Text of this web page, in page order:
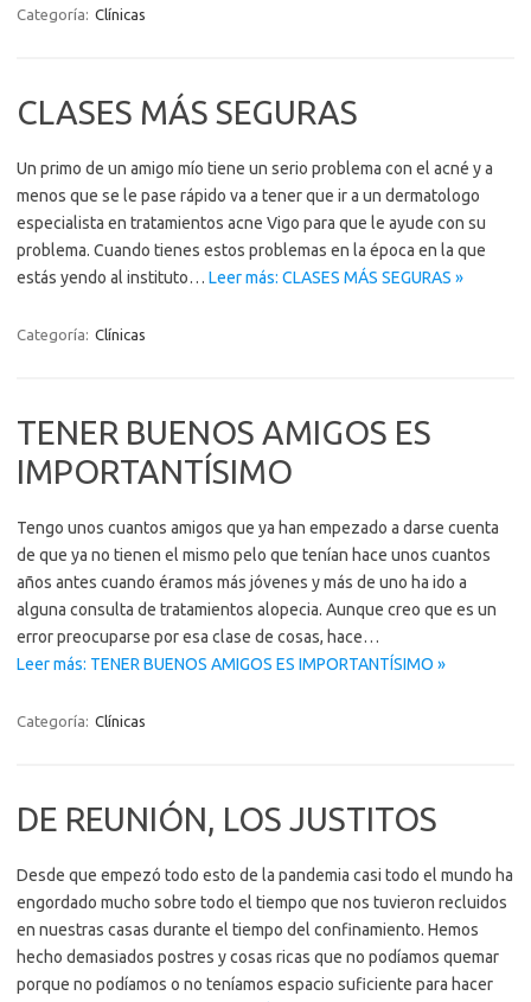
Categoría: Clínicas
CLASES MÁS SEGURAS
Un primo de un amigo mío tiene un serio problema con el acné y a
menos que se le pase rápido va a tener que ir a un dermatologo
especialista en tratamientos acne Vigo para que le ayude con su
problema. Cuando tienes estos problemas en la época en la que
estás yendo al instituto… Leer más: CLASES MÁS SEGURAS »
Categoría: Clínicas
TENER BUENOS AMIGOS ES
IMPORTANTÍSIMO
Tengo unos cuantos amigos que ya han empezado a darse cuenta
de que ya no tienen el mismo pelo que tenían hace unos cuantos
años antes cuando éramos más jóvenes y más de uno ha ido a
alguna consulta de tratamientos alopecia. Aunque creo que es un
error preocuparse por esa clase de cosas, hace…
Leer más: TENER BUENOS AMIGOS ES IMPORTANTÍSIMO »
Categoría: Clínicas
DE REUNIÓN, LOS JUSTITOS
Desde que empezó todo esto de la pandemia casi todo el mundo ha
engordado mucho sobre todo el tiempo que nos tuvieron recluidos
en nuestras casas durante el tiempo del confinamiento. Hemos
hecho demasiados postres y cosas ricas que no podíamos quemar
porque no podíamos o no teníamos espacio suficiente para hacer